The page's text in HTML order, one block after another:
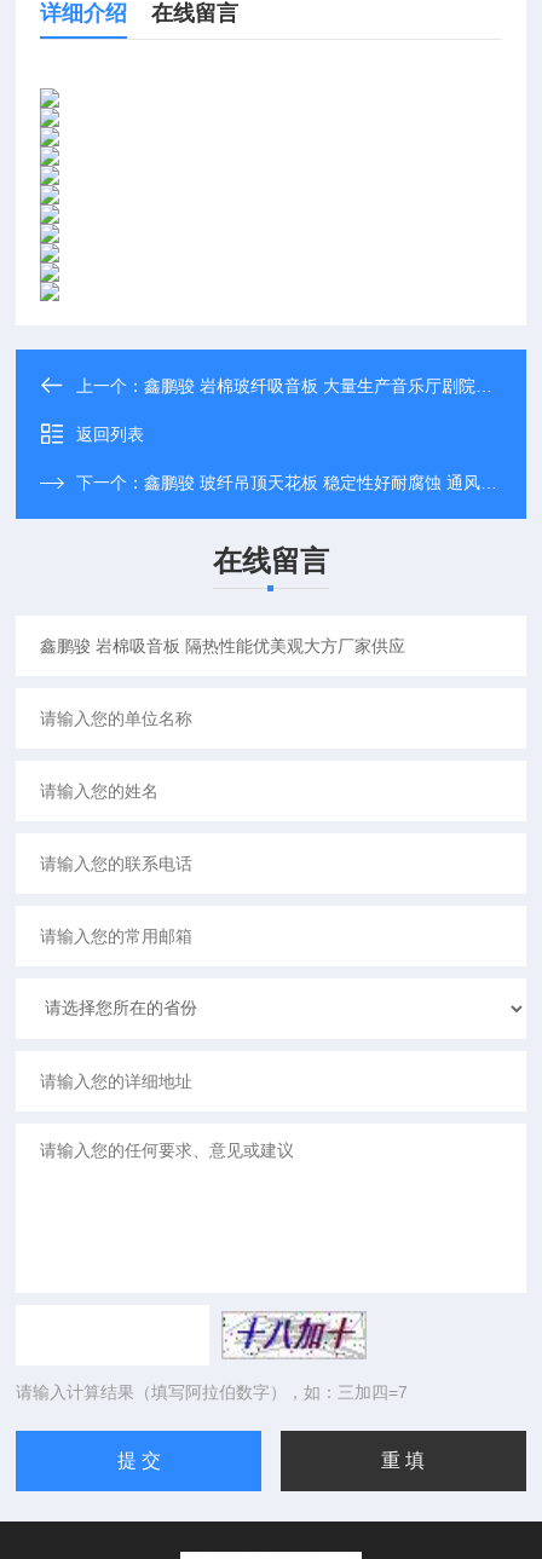
详细介绍 在线留言
上一个：鑫鹏骏 岩棉玻纤吸音板 大量生产音乐厅剧院等隔音降噪可免费拿样
返回列表
下一个：鑫鹏骏 玻纤吊顶天花板 稳定性好耐腐蚀 通风透气 全国配送
在线留言
请输入计算结果（填写阿拉伯数字），如：三加四=7